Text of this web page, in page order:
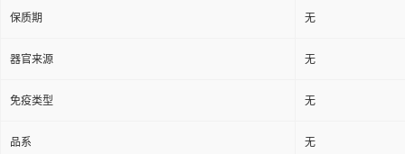
保质期 无
器官来源 无
免疫类型 无
品系 无